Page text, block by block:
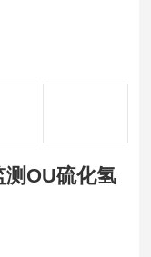
测OU硫化氢